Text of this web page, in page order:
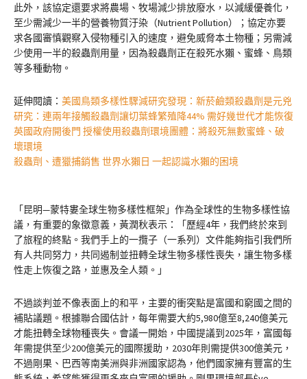
此外，該協定還要求將農場、牧場減少排放廢水，以減緩優養化，
至少需減少一半的營養物質汙染（Nutrient Pollution）；協定亦要
求各國審慎觀察入侵物種引入的速度，避免威脅本土物種；另需減
少使用一半的殺蟲劑用量，因為殺蟲劑正在殺死水獺、蜜蜂、鳥類
等多種動物。
延伸閱讀： 美國鳥類多樣性驟減研究發現：新菸鹼類殺蟲劑是元兇
研究：連兩年接觸殺蟲劑讓切葉蜂繁殖降44% 需好幾世代才能恢復
英國政府開後門 授權使用殺蟲劑環境團體：將殺死無數蜜蜂、破
壞環境
殺蟲劑、遭獵捕銷售 世界水獺日 一起認識水獺的困境
「昆明—蒙特婁全球生物多樣性框架」作為全球性的生物多樣性協
議，有重要的象徵意義，黃潤秋表示：「歷經4年，我們終於來到
了旅程的終點。我們手上的一攬子（一系列）文件能夠指引我們所
有人共同努力，共同遏制並扭轉全球生物多樣性喪失，讓生物多樣
性走上恢復之路，並惠及全人類。」
不過談判並不像表面上的和平，主要的衝突點是富國和窮國之間的
補貼議題。根據聯合國估計，每年需要大約5,980億至8,240億美元
才能扭轉全球物種喪失。會議一開始，中國提議到2025年，富國每
年需提供至少200億美元的國際援助，2030年則需提供300億美元，
不過剛果、巴西等南美洲與非洲國家認為，他們國家擁有豐富的生